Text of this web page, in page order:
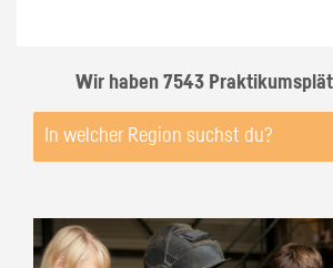
Wir haben 7543